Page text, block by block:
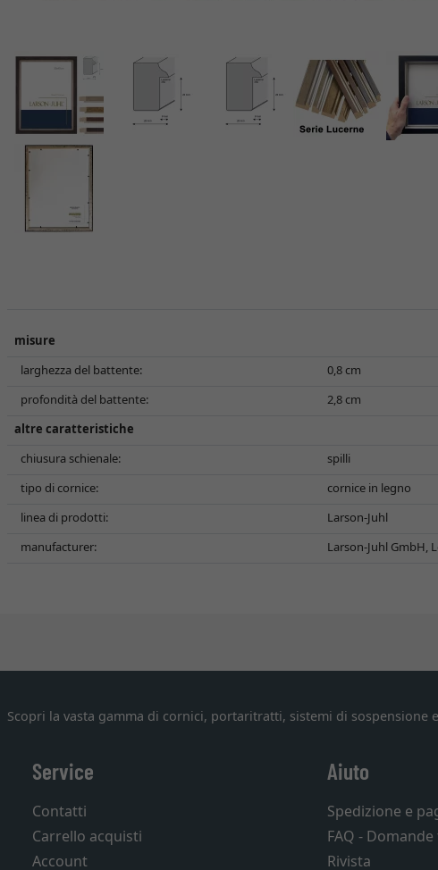
misure
larghezza del battente:
0,8 cm
profondità del battente:
2,8 cm
altre caratteristiche
chiusura schienale:
spilli
tipo di cornice:
cornice in legno
linea di prodotti:
Larson-Juhl
manufacturer:
Larson-Juhl GmbH,
Scopri la vasta gamma di cornici, portaritratti, sistemi di
Service
Contatti
Carrello acquisti
Account
Aiuto
Spedizione e
FAQ -
Rivista